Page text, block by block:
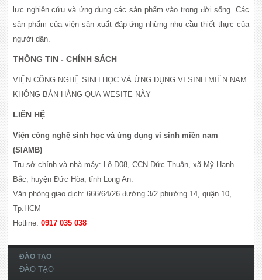
ĐÀO TẠO
ĐÀO TẠO
lực nghiên cứu và ứng dụng các sản phẩm vào trong đời sống. Các
sản phẩm của viện sản xuất đáp ứng những nhu cầu thiết thực của
người dân.
THÔNG TIN - CHÍNH SÁCH
VIỆN CÔNG NGHỆ SINH HỌC VÀ ỨNG DỤNG VI SINH MIỀN NAM
KHÔNG BÁN HÀNG QUA WESITE NÀY
LIÊN HỆ
Viện công nghệ sinh học và ứng dụng vi sinh miền nam
(SIAMB)
Trụ sở chính và nhà máy: Lô D08, CCN Đức Thuận, xã Mỹ Hạnh
Bắc, huyện Đức Hòa, tỉnh Long An.
Văn phòng giao dịch: 666/64/26 đường 3/2 phường 14, quận 10,
Tp.HCM
Hotline: 0917 035 038